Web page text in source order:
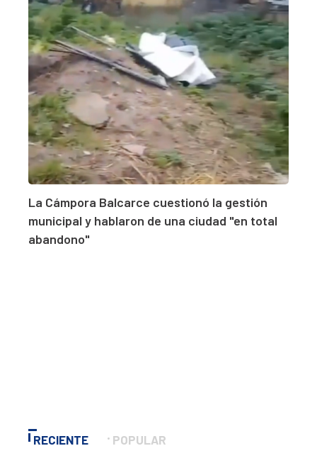
La Cámpora Balcarce cuestionó la gestión
municipal y hablaron de una ciudad "en total
abandono"
RECIENTE POPULAR